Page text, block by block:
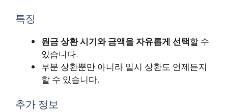
특징
원금 상환 시기와 금액을 자유롭게 선택할 수
있습니다.
부분 상환뿐만 아니라 일시 상환도 언제든지
할 수 있습니다.
추가 정보